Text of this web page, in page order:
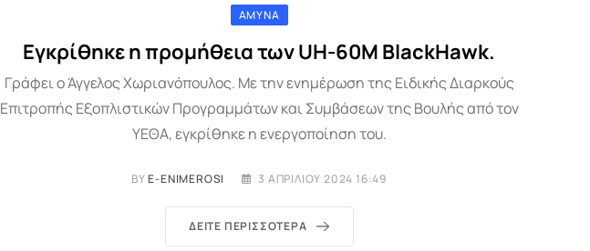
ΆΜΥΝΑ
Εγκρίθηκε η προμήθεια των UH-60M BlackHawk.
Γράφει ο Άγγελος Χωριανόπουλος. Με την ενημέρωση της Ειδικής Διαρκούς
Επιτροπής Εξοπλιστικών Προγραμμάτων και Συμβάσεων της Βουλής από τον
ΥΕΘΑ, εγκρίθηκε η ενεργοποίηση του.
BYE-ENIMEROSI 3 ΑΠΡΙΛΊΟΥ 2024 16:49
ΔΕΊΤΕ ΠΕΡΙΣΣΌΤΕΡΑ